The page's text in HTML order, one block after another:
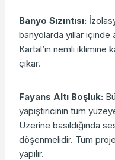
Banyo Sızıntısı:
banyolarda yıllar içinde
Kartal’ın nemli iklimine
çıkar.
Fayans Altı Boşluk:
yapıştırıcının tüm
Üzerine basıldığında
döşenmelidir. Tüm
yapılır.